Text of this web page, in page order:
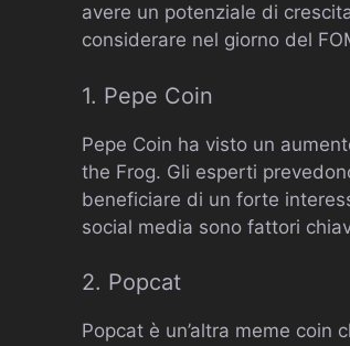
avere un potenziale di
considerare nel giorno del
1. Pepe Coin
Pepe Coin ha visto un
the Frog. Gli esperti
beneficiare di un forte
social media sono fattori
2. Popcat
Popcat è un’altra meme coin